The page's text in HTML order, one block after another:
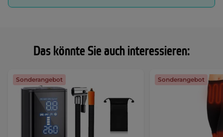
Das könnte Sie auch interessieren:
Sonderangebot Sonderangebot